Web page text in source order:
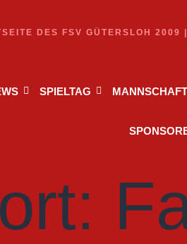
DES FSV GÜTERSLOH 2009
SPIELTAG